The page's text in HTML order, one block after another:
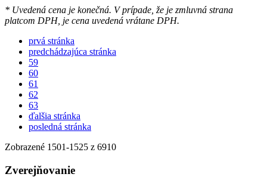
* Uvedená cena je konečná. V prípade, že je zmluvná strana
platcom DPH, je cena uvedená vrátane DPH.
prvá stránka
predchádzajúca stránka
59
60
61
62
63
ďalšia stránka
posledná stránka
Zobrazené 1501-1525 z 6910
Zverejňovanie